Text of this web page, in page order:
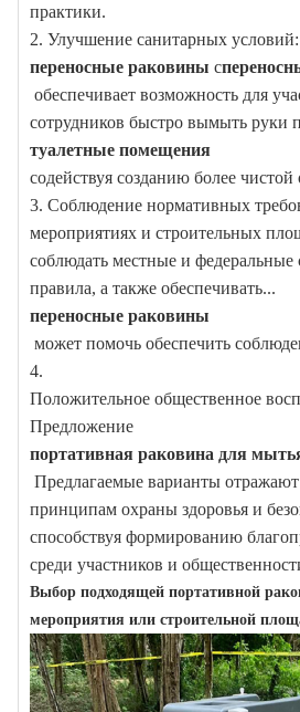
практики.
2. Улучшение санитарных
переносные раковины с
обеспечивает возможность для
сотрудников быстро вымыть руки
туалетные помещения
содействуя созданию более
3. Соблюдение нормативных
мероприятиях и строительных
соблюдать местные и
правила, а также обеспечивать...
переносные раковины
может помочь обеспечить
4.
Положительное общественное
Предложение
портативная раковина для
Предлагаемые варианты
принципам охраны здоровья и
способствуя формированию
среди участников и
Выбор подходящей портативной
мероприятия или строительной